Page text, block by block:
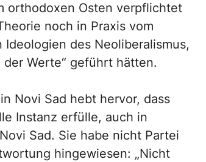
orthodoxen Osten verpflichtet
noch in Praxis vom
des Neoliberalismus,
Werte“ geführt hätten.
Novi Sad hebt hervor, dass
Instanz erfülle, auch in
Sad. Sie habe nicht Partei
hingewiesen: „Nicht